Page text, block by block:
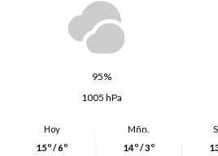
95%
1005 hPa
Hoy
15º / 6º
Mñn.
14º / 3º